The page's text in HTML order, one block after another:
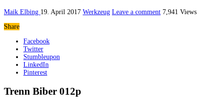
Maik Elbing 19. April 2017 Werkzeug Leave a comment 7,941 Views
Share
Facebook
Twitter
Stumbleupon
LinkedIn
Pinterest
Trenn Biber 012p